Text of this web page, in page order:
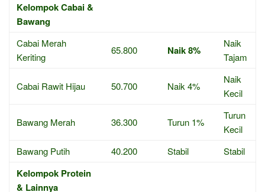
Kelompok Cabai &
Bawang
Cabai Merah
Keriting
65.800 Naik 8%
Naik
Tajam
Cabai Rawit Hijau 50.700 Naik 4%
Naik
Kecil
Bawang Merah 36.300 Turun 1%
Turun
Kecil
Bawang Putih
40.200 Stabil Stabil
Kelompok Protein
& Lainnya